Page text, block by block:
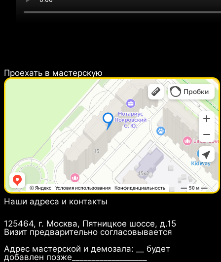
Проехать в мастерcкую
Наши адреса и контакты
125464, г. Москва, Пятницкое шоссе, д.15
Визит предварительно согласовывается
Адрес мастерской и демозала: __ будет
добавлен позже___________________